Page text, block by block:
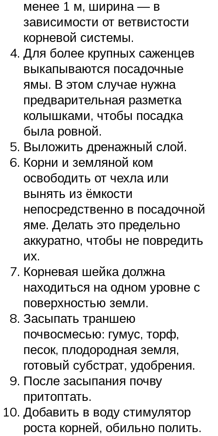
менее 1 м, ширина — в
зависимости от ветвистости
корневой системы.
Для более крупных саженцев
выкапываются посадочные
ямы. В этом случае нужна
предварительная разметка
колышками, чтобы посадка
была ровной.
Выложить дренажный слой.
Корни и земляной ком
освободить от чехла или
вынять из ёмкости
непосредственно в посадочной
яме. Делать это предельно
аккуратно, чтобы не повредить
их.
Корневая шейка должна
находиться на одном уровне с
поверхностью земли.
Засыпать траншею
почвосмесью: гумус, торф,
песок, плодородная земля,
готовый субстрат, удобрения.
После засыпания почву
притоптать.
Добавить в воду стимулятор
роста корней, обильно полить.